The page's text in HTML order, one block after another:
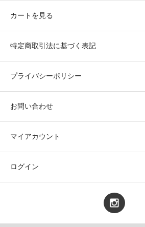
カートを見る
特定商取引法に基づく表記
プライバシーポリシー
お問い合わせ
マイアカウント
ログイン